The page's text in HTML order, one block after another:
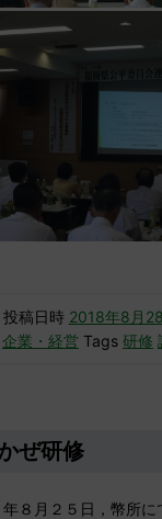
投稿日時 2018年8月
企業・経営 Tags 研修
ぜ研修
８月２５日，幣所に